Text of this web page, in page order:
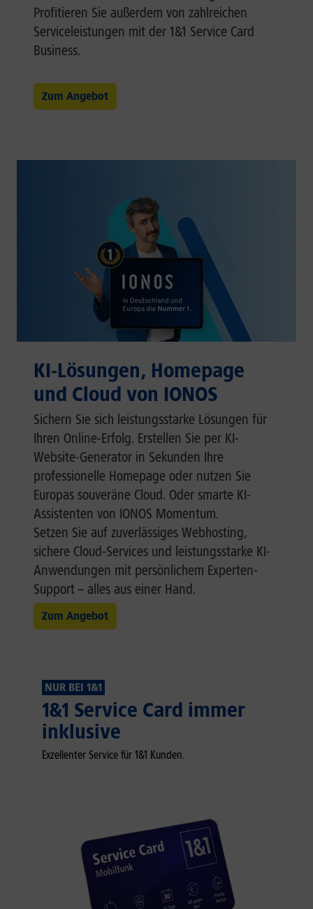
Profitieren Sie außerdem von zahlreichen
Serviceleistungen mit der 1&1 Service Card
Business.
Zum Angebot
KI-Lösungen, Homepage
und Cloud von IONOS
Sichern Sie sich leistungsstarke Lösungen für
Ihren Online-Erfolg. Erstellen Sie per KI-
Website-Generator in Sekunden Ihre
professionelle Homepage oder nutzen Sie
Europas souveräne Cloud. Oder smarte KI-
Assistenten von IONOS Momentum.
Setzen Sie auf zuverlässiges Webhosting,
sichere Cloud-Services und leistungsstarke KI-
Anwendungen mit persönlichem Experten-
Support – alles aus einer Hand.
Zum Angebot
NUR BEI 1&1
1&1 Service Card immer
inklusive
Exzellenter Service für 1&1 Kunden.